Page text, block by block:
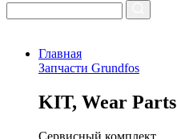
Главная
Запчасти Grundfos
KIT, Wear Parts
Сервисный комплект